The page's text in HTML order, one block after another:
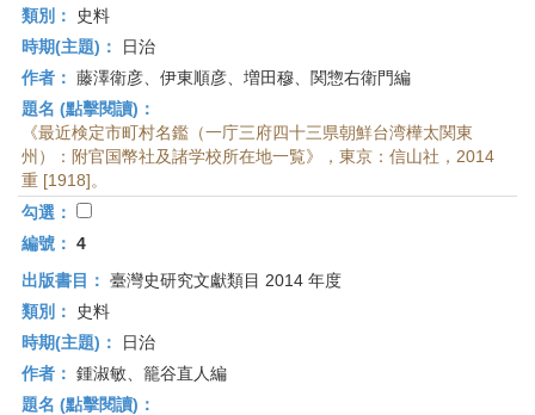
類別：
史料
時期(主題)：
日治
作者： 藤澤衛彦、伊東順彦、増田穆、関惣右衛門編
題名 (點擊閱讀)：
《最近検定市町村名鑑（一庁三府四十三県朝鮮台湾樺太関東
州）：附官国幣社及諸学校所在地一覧》，東京：信山社，2014
重 [1918]。
勾選：
編號： 4
出版書目： 臺灣史研究文獻類目 2014 年度
類別：
史料
時期(主題)：
日治
作者： 鍾淑敏、籠谷直人編
題名 (點擊閱讀)：